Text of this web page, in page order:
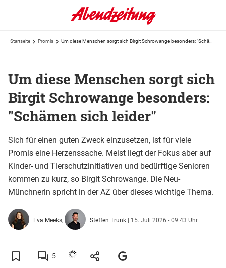
Startseite Promis
Um diese Menschen sorgt sich
Birgit Schrowange besonders:
"Schämen sich leider"
Sich für einen guten Zweck einzusetzen, ist für viele
Promis eine Herzenssache. Meist liegt der Fokus aber auf
Kinder- und Tierschutzinitiativen und bedürftige Senioren
kommen zu kurz, so Birgit Schrowange. Die Neu-
Münchnerin spricht in der AZ über dieses wichtige Thema.
Eva Meeks, Steffen Trunk | 15. Juli 2026 - 09:43 Uhr
5